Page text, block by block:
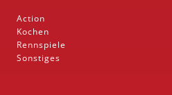
Action
Kochen
Rennspiele
Sonstiges